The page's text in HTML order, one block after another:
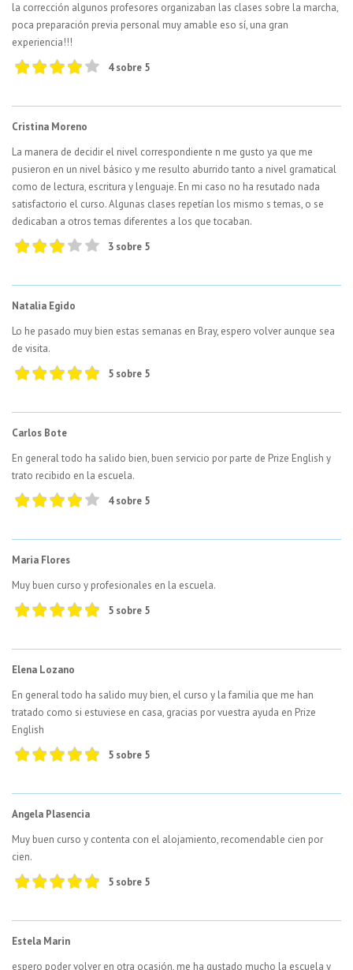
la corrección algunos profesores organizaban las clases sobre la marcha,
poca preparación previa personal muy amable eso sí, una gran
experiencia!!!
4 sobre 5
Cristina Moreno
La manera de decidir el nivel correspondiente n me gusto ya que me
pusieron en un nivel básico y me resulto aburrido tanto a nivel gramatical
como de lectura, escritura y lenguaje. En mi caso no ha resutado nada
satisfactorio el curso. Algunas clases repetían los mismo s temas, o se
dedicaban a otros temas diferentes a los que tocaban.
3 sobre 5
Natalia Egido
Lo he pasado muy bien estas semanas en Bray, espero volver aunque sea
de visita.
5 sobre 5
Carlos Bote
En general todo ha salido bien, buen servicio por parte de Prize English y
trato recibido en la escuela.
4 sobre 5
Maria Flores
Muy buen curso y profesionales en la escuela.
5 sobre 5
Elena Lozano
En general todo ha salido muy bien, el curso y la familia que me han
tratado como si estuviese en casa, gracias por vuestra ayuda en Prize
English
5 sobre 5
Angela Plasencia
Muy buen curso y contenta con el alojamiento, recomendable cien por
cien.
5 sobre 5
Estela Marin
espero poder volver en otra ocasión, me ha gustado mucho la escuela y